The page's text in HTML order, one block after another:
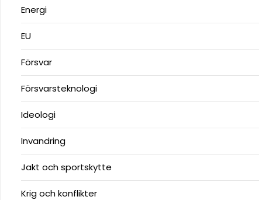
Energi
EU
Försvar
Försvarsteknologi
Ideologi
Invandring
Jakt och sportskytte
Krig och konflikter